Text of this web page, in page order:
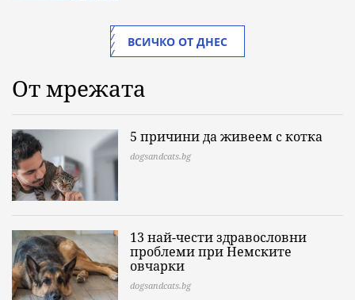
ВСИЧКО ОТ ДНЕС
От мрежата
5 причини да живеем с котка
dogsandcats.bg
13 най-чести здравословни
проблеми при Немските
овчарки
dogsandcats.bg